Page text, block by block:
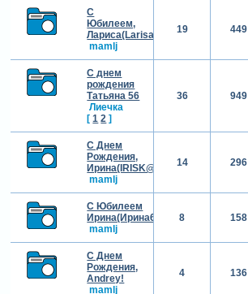
С
Юбилеем,
Лариса(Larisa)!!!!
mamlj
19 449
С днем
рождения
Татьяна 56
Лиечка
[ 1 2 ]
36 949
С Днем
Рождения,
Ирина(IRISK@)!!!
mamlj
14 296
С Юбилеем
Ирина(Ирина69)!!!
mamlj
8 158
С Днем
Рождения,
Andrey!
mamlj
4 136